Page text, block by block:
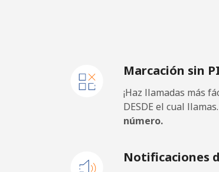
Celular
Malaysia
Celular
Marcación sin
¡Haz llamadas más
DESDE el cual
número.
Notificaciones